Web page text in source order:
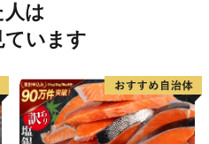
人は
ています